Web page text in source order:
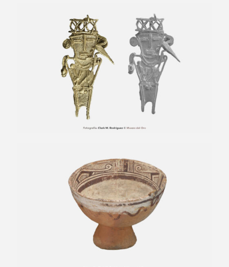
Figura votiva de un personaje con
corona
Copa semiglobular pintada